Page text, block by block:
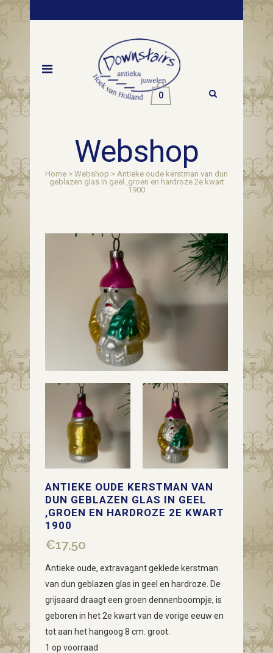
0
Webshop
Home > Webshop > Antieke oude kerstman van dun
geblazen glas in geel ,groen en hardroze 2e kwart
1900
ANTIEKE OUDE KERSTMAN VAN
DUN GEBLAZEN GLAS IN GEEL
,GROEN EN HARDROZE 2E KWART
1900
€17,50
Antieke oude, extravagant geklede kerstman
van dun geblazen glas in geel en hardroze. De
grijsaard draagt een groen dennenboompje, is
geboren in het 2e kwart van de vorige eeuw en
tot aan het hangoog 8 cm. groot.
1 op voorraad